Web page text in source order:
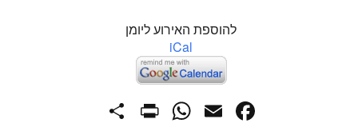
להוספת האירוע ליומן
iCal
Facebook
Email
WhatsApp